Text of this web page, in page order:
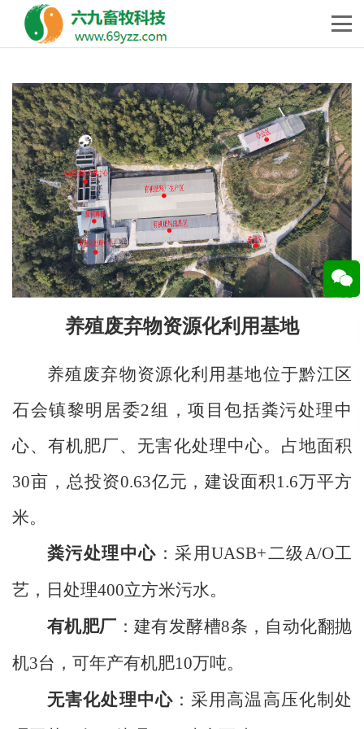
养殖废弃物资源化利用基地
养殖废弃物资源化利用基地位于黔江区
石会镇黎明居委2组，项目包括粪污处理中
心、有机肥厂、无害化处理中心。占地面积
30亩，总投资0.63亿元，建设面积1.6万平方
米。
粪污处理中心 ：采用UASB+二级A/O工
艺， 日处理400立方米污水。
有机肥厂 ：建有发酵槽8条，自动化翻抛
机3台，可年产有机肥10万吨。
无害化处理中心：采用高温高压化制处